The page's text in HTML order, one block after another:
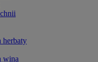
herbaty
wina